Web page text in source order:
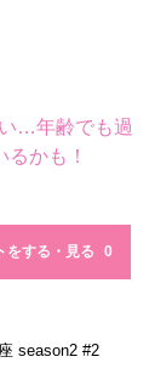
…年齢でも過
るかも！
をする・見る
season2 #2